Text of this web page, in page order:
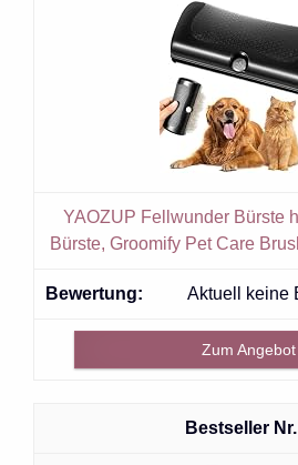
YAOZUP Fellwunder Bürste
Bürste, Groomify Pet Care
Aktuell keine
Zum Angebot